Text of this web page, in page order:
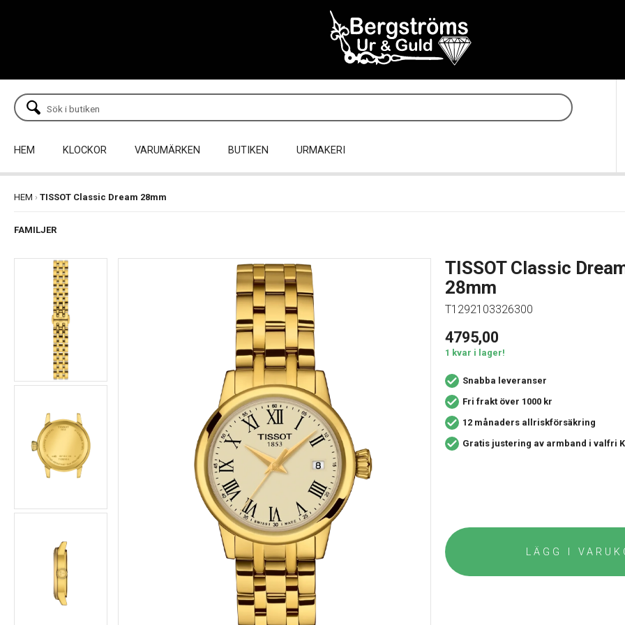
HEM KLOCKOR VARUMÄRKEN BUTIKEN URMAKERI
HEM › TISSOT Classic Dream 28mm
FAMILJER
TISSOT Classic
28mm
T1292103326300
4795,00
1 kvar i lager!
Snabba leveranser
Fri frakt över 1000 kr
12 månaders allriskförsäkring
Gratis justering av armband i valfri
LÄGG I